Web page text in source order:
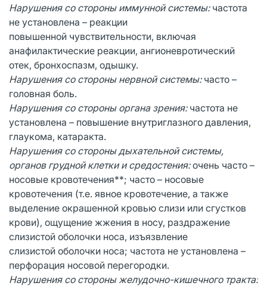
Нарушения со стороны иммунной системы:частота
не установлена – реакции
повышенной чувствительности, включая
анафилактические реакции, ангионевротический
отек, бронхоспазм, одышку.
Нарушения со стороны нервной системы:часто –
головная боль.
Нарушения со стороны органа зрения: частота не
установлена – повышение внутриглазного давления,
глаукома, катаракта.
Нарушения со стороны дыхательной системы,
органов грудной клетки и средостения:очень часто –
носовые кровотечения**; часто – носовые
кровотечения (т.е. явное кровотечение, а также
выделение окрашенной кровью слизи или сгустков
крови), ощущение жжения в носу, раздражение
слизистой оболочки носа, изъязвление
слизистой оболочки носа; частота не установлена –
перфорация носовой перегородки.
Нарушения со стороны желудочно-кишечного тракта: